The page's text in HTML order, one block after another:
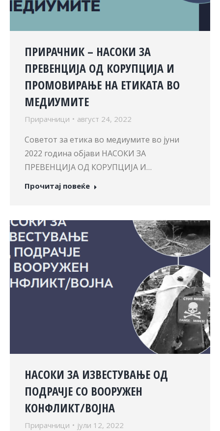
ПРИРАЧНИК – НАСОКИ ЗА
ПРЕВЕНЦИЈА ОД КОРУПЦИЈА И
ПРОМОВИРАЊЕ НА ЕТИКАТА ВО
МЕДИУМИТЕ
Прирачници август 24, 2022
Советот за етика во медиумите во јуни
2022 година објави НАСОКИ ЗА
ПРЕВЕНЦИЈА ОД КОРУПЦИЈА И…
Прочитај повеќе
НАСОКИ ЗА ИЗВЕСТУВАЊЕ ОД
ПОДРАЧЈЕ СО ВООРУЖЕН
КОНФЛИКТ/ВОЈНА
Прирачници јули 12, 2022